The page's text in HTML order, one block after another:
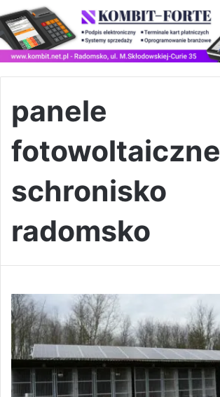
panele
fotowoltaiczne
schronisko
radomsko